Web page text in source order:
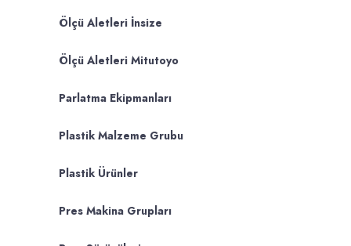
Ölçü Aletleri İnsize
Ölçü Aletleri Mitutoyo
Parlatma Ekipmanları
Plastik Malzeme Grubu
Plastik Ürünler
Pres Makina Grupları